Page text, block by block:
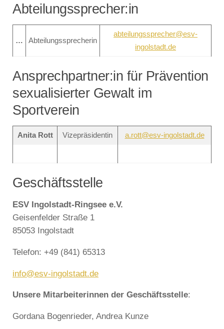
Abteilungssprecher:in
… Abteilungssprecherin
abteilungssprecher@esv-
ingolstadt.de
Ansprechpartner:in für Prävention
sexualisierter Gewalt im
Sportverein
Anita Rott Vizepräsidentin a.rott@esv-ingolstadt.de
Geschäftsstelle
ESV Ingolstadt-Ringsee e.V.
Geisenfelder Straße 1
85053 Ingolstadt
Telefon: +49 (841) 65313
info@esv-ingolstadt.de
Unsere Mitarbeiterinnen der Geschäftsstelle:
Gordana Bogenrieder, Andrea Kunze